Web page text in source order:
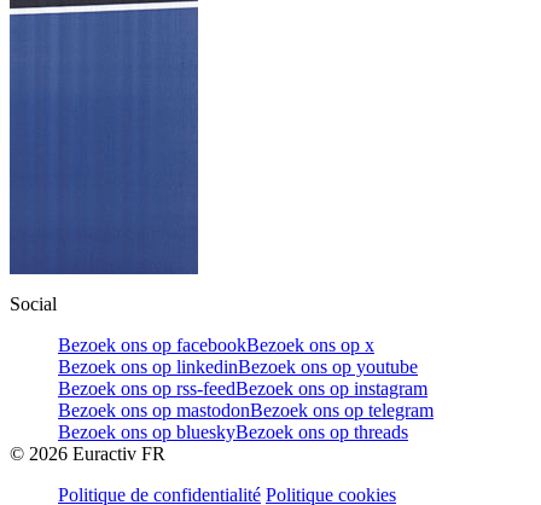
Social
Bezoek ons op facebookBezoek ons op x
Bezoek ons op linkedinBezoek ons op youtube
Bezoek ons op rss-feedBezoek ons op instagram
Bezoek ons op mastodonBezoek ons op telegram
Bezoek ons op blueskyBezoek ons op threads
© 2026 Euractiv FR
Politique de confidentialité Politique cookies